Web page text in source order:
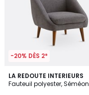
-20% DÈS 2*
LA REDOUTE INTERIEURS
Fauteuil polyester, Séméon
4,6
/ 5
5
Couleurs